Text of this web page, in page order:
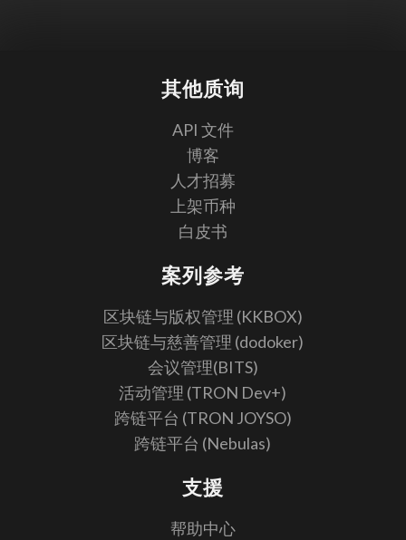
其他质询
API 文件
博客
人才招募
上架币种
白皮书
案列参考
区块链与版权管理 (KKBOX)
区块链与慈善管理 (dodoker)
会议管理(BITS)
活动管理 (TRON Dev+)
跨链平台 (TRON JOYSO)
跨链平台 (Nebulas)
支援
帮助中心